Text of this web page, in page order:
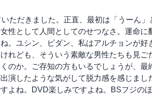
ただきました。正直、最初は「うーん
性として人間としてのせつなさ。運命に
。ユシン、ピダン、私はアルチョンが
れども、そういう素敵な男性たちも見ご
のか。ご存知の方もいるでしょうが、
演したような気がして脱力感を感じま
よね。DVD楽しみですよね。BSフジの